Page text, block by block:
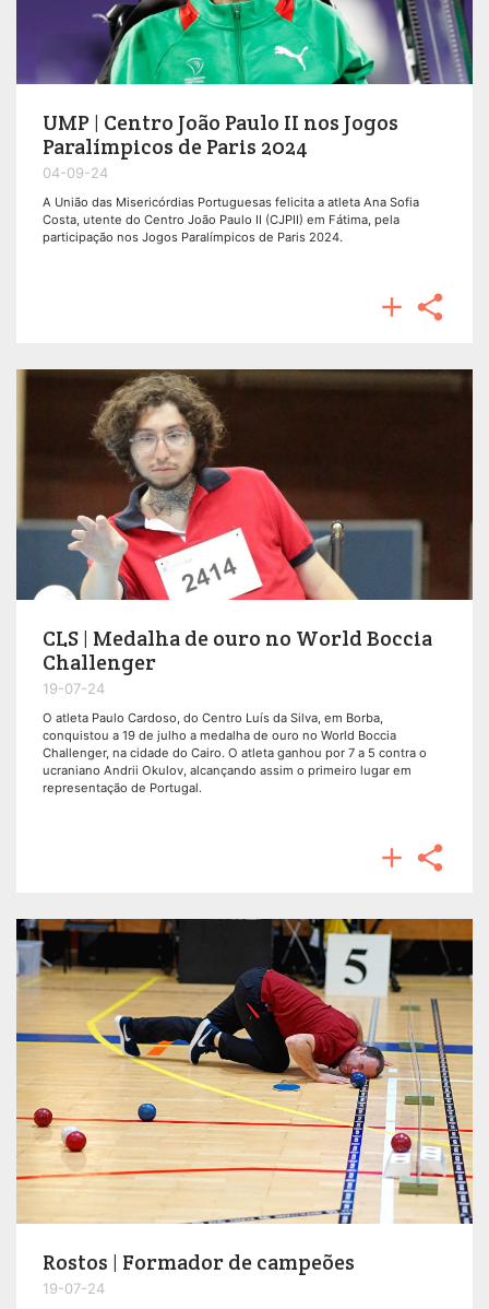
UMP | Centro João Paulo II nos Jogos
Paralímpicos de Paris 2024
04-09-24
A União das Misericórdias Portuguesas felicita a atleta Ana Sofia
Costa, utente do Centro João Paulo II (CJPII) em Fátima, pela
participação nos Jogos Paralímpicos de Paris 2024.
 
CLS | Medalha de ouro no World Boccia
Challenger
19-07-24
O atleta Paulo Cardoso, do Centro Luís da Silva, em Borba,
conquistou a 19 de julho a medalha de ouro no World Boccia
Challenger, na cidade do Cairo. O atleta ganhou por 7 a 5 contra o
ucraniano Andrii Okulov, alcançando assim o primeiro lugar em
representação de Portugal.
 
Rostos | Formador de campeões
19-07-24